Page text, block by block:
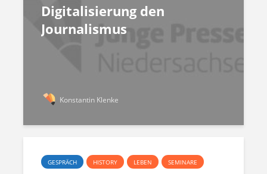
Digitalisierung den
Journalismus
Konstantin Klenke
GESPRÄCH HISTORY LEBEN SEMINARE